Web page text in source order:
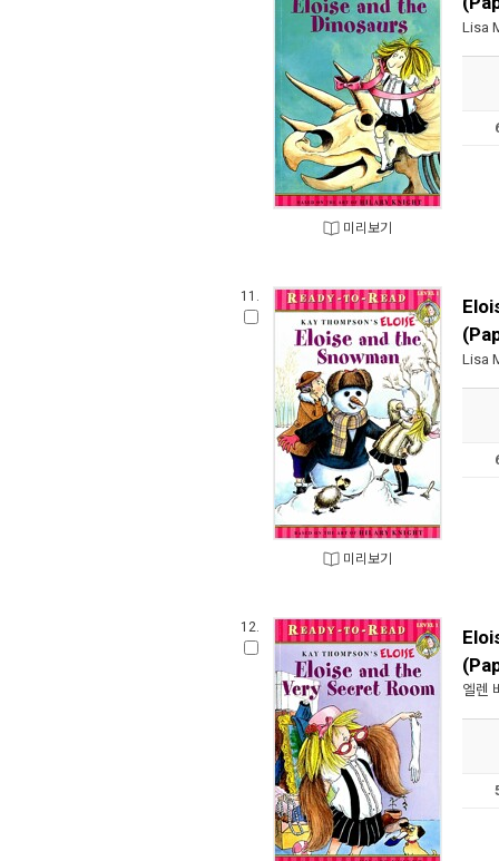
미리보기
Lisa
11.
미리보기
Lisa
12.
엘렌